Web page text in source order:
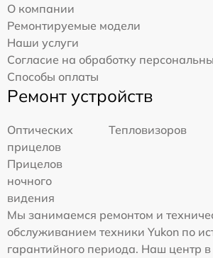
О компании
Ремонтируемые модели
Наши услуги
Согласие на обработку
Способы оплаты
Ремонт устройств
Оптических
прицелов
Тепловизоров
Прицелов
ночного
видения
Мы занимаемся ремонтом и
обслуживанием техники Yukon по
гарантийного периода. Наш центр